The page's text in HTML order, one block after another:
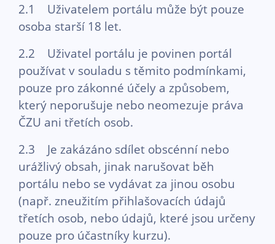
2.1 Uživatelem portálu může být pouze
osoba starší 18 let.
2.2 Uživatel portálu je povinen portál
používat v souladu s těmito podmínkami,
pouze pro zákonné účely a způsobem,
který neporušuje nebo neomezuje práva
ČZU ani třetích osob.
2.3 Je zakázáno sdílet obscénní nebo
urážlivý obsah, jinak narušovat běh
portálu nebo se vydávat za jinou osobu
(např. zneužitím přihlašovacích údajů
třetích osob, nebo údajů, které jsou určeny
pouze pro účastníky kurzu).